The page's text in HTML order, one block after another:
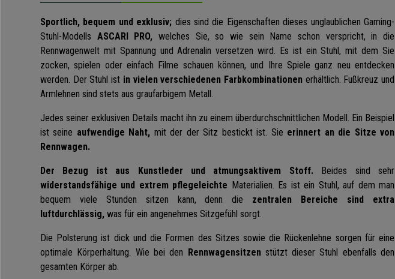
Sportlich, bequem und exklusiv; dies sind die Eigenschaften dieses unglaublichen Gaming-
Stuhl-Modells ASCARI PRO, welches Sie, so wie sein Name schon verspricht, in die
Rennwagenwelt mit Spannung und Adrenalin versetzen wird. Es ist ein Stuhl, mit dem Sie
zocken, spielen oder einfach Filme schauen können, und Ihre Spiele ganz neu entdecken
werden. Der Stuhl ist in vielen verschiedenen Farbkombinationenerhältlich. Fußkreuz und
Armlehnen sind stets aus graufarbigem Metall.
Jedes seiner exklusiven Details macht ihn zu einem überdurchschnittlichen Modell. Ein Beispiel
ist seine aufwendige Naht, mit der der Sitz bestickt ist. Sie erinnert an die Sitze von
Rennwagen.
Der Bezug ist aus Kunstleder und atmungsaktivem Stoff. Beides sind sehr
widerstandsfähige und extrem pflegeleichte Materialien. Es ist ein Stuhl, auf dem man
bequem viele Stunden sitzen kann, denn die zentralen Bereiche sind extra
luftdurchlässig, was für ein angenehmes Sitzgefühl sorgt.
Die Polsterung ist dick und die Formen des Sitzes sowie die Rückenlehne sorgen für eine
optimale Körperhaltung. Wie bei den Rennwagensitzenstützt dieser Stuhl ebenfalls den
gesamten Körper ab.